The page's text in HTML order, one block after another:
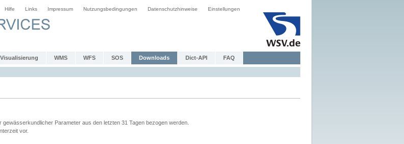
Hilfe Links Impressum Nutzungsbedingungen Datenschutzhinweise Einstellungen
Visualisierung WMS WFS SOS Downloads Dict-API FAQ
Parameter aus den letzten 31 Tagen bezogen werden.
vor.